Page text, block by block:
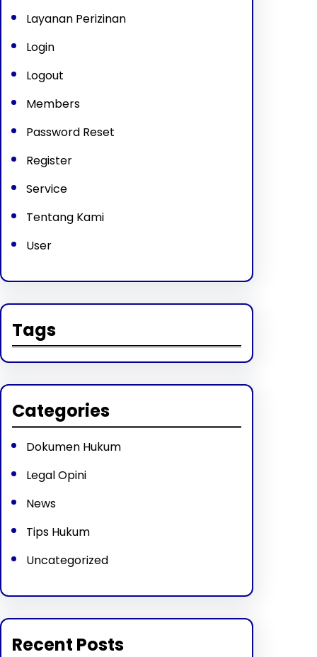
Layanan Perizinan
Login
Logout
Members
Password Reset
Register
Service
Tentang Kami
User
Tags
Categories
Dokumen Hukum
Legal Opini
News
Tips Hukum
Uncategorized
Recent Posts